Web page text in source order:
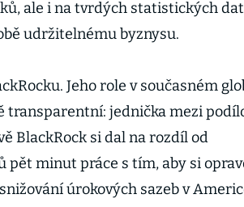
ale i na tvrdých statistických
udržitelnému byznysu.
Jeho role v současném
transparentní: jednička mezi
BlackRock si dal na rozdíl od
minut práce s tím, aby si
úrokových sazeb v